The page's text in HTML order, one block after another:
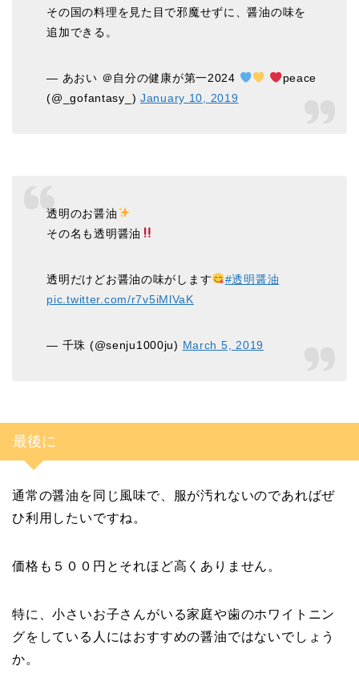
その国の料理を見た目で邪魔せずに、醤油の味を
追加できる。
— あおい ＠自分の健康が第一2024
peace
(@_gofantasy_) January 10, 2019
透明のお醤油
その名も透明醤油
透明だけどお醤油の味がします
#透明醤油
pic.twitter.com/r7v5iMlVaK
— 千珠 (@senju1000ju) March 5, 2019
最後に
通常の醤油を同じ風味で、服が汚れないのであればぜ
ひ利用したいですね。
価格も５００円とそれほど高くありません。
特に、小さいお子さんがいる家庭や歯のホワイトニン
グをしている人にはおすすめの醤油ではないでしょう
か。